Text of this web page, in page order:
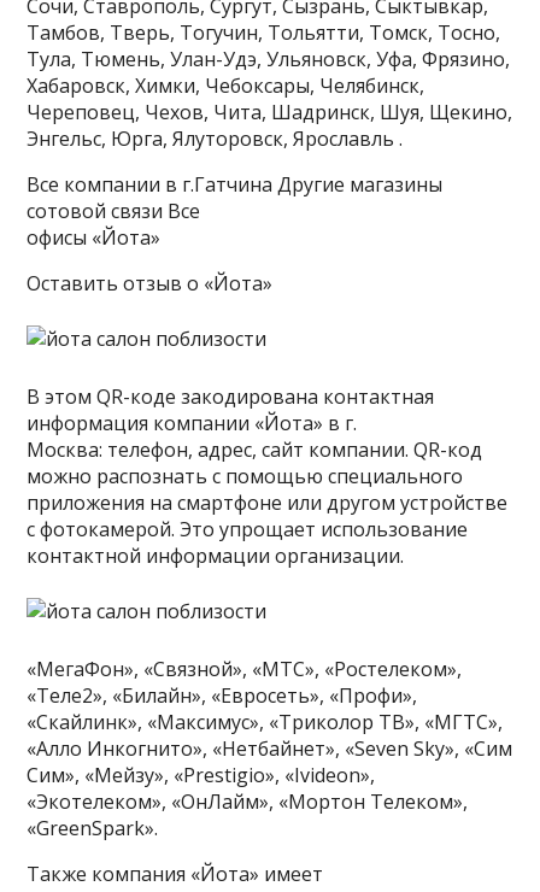
Сочи, Ставрополь, Сургут, Сызрань, Сыктывкар,
Тамбов, Тверь, Тогучин, Тольятти, Томск, Тосно,
Тула, Тюмень, Улан-Удэ, Ульяновск, Уфа, Фрязино,
Хабаровск, Химки, Чебоксары, Челябинск,
Череповец, Чехов, Чита, Шадринск, Шуя, Щекино,
Энгельс, Юрга, Ялуторовск, Ярославль .
Все компании в г.Гатчина Другие магазины
сотовой связи Все
офисы «Йота»
Оставить отзыв о «Йота»
В этом QR-коде закодирована контактная
информация компании «Йота» в г.
Москва: телефон, адрес, сайт компании. QR-код
можно распознать с помощью специального
приложения на смартфоне или другом устройстве
с фотокамерой. Это упрощает использование
контактной информации организации.
«МегаФон», «Связной», «МТС», «Ростелеком»,
«Теле2», «Билайн», «Евросеть», «Профи»,
«Скайлинк», «Максимус», «Триколор ТВ», «МГТС»,
«Алло Инкогнито», «Нетбайнет», «Seven Sky», «Сим
Сим», «Мейзу», «Prestigio», «Ivideon»,
«Экотелеком», «ОнЛайм», «Мортон Телеком»,
«GreenSpark».
Также компания «Йота» имеет